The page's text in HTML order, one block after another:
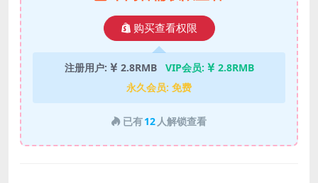
购买查看权限
注册用户: 2.8RMB VIP会员:
2.8RMB
永久会员: 免费
已有12 人解锁查看